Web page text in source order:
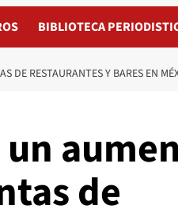
BIBLIOTECA
DE RESTAURANTES Y BARES EN
de